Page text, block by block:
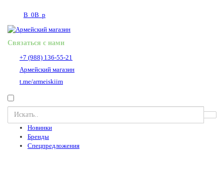
В 0В p
Связаться с нами
+7 (988) 136-55-21
Армейский магазин
t.me/armeiskiim
Новинки
Бренды
Спецпредложения